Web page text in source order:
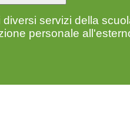
servizi della
personale